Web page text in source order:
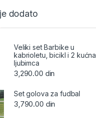
dodato
Veliki set Barbike u
kabrioletu, bicikl i 2 kućna
ljubimca
3,290.00 din
Set golova za fudbal
3,790.00 din